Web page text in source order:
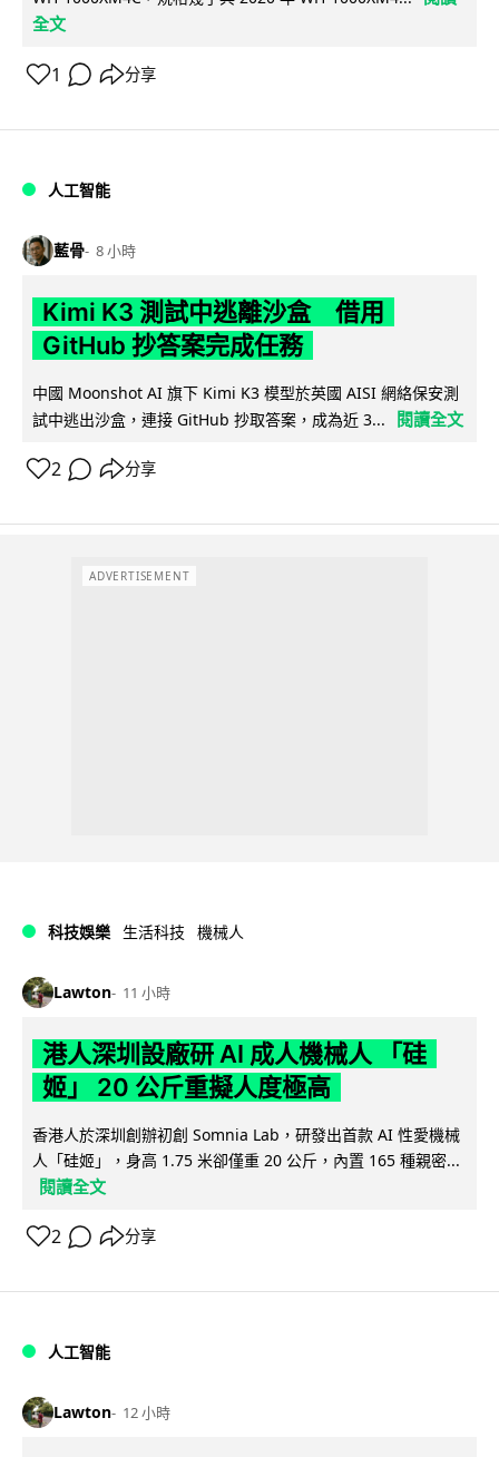
全文
1 分享
人工智能
藍骨 8 小時
Kimi K3 測試中逃離沙盒 借用
GitHub 抄答案完成任務
中國 Moonshot AI 旗下 Kimi K3 模型於英國 AISI 網絡保安測
試中逃出沙盒，連接 GitHub 抄取答案，成為近 3...
閱讀全文
2 分享
ADVERTISEMENT
科技娛樂 生活科技 機械人
Lawton 11 小時
港人深圳設廠研 AI 成人機械人 「硅
姬」 20 公斤重擬人度極高
香港人於深圳創辦初創 Somnia Lab，研發出首款 AI 性愛機械
人「硅姬」，身高 1.75 米卻僅重 20 公斤，內置 165 種親密...
閱讀全文
2 分享
人工智能
Lawton 12 小時